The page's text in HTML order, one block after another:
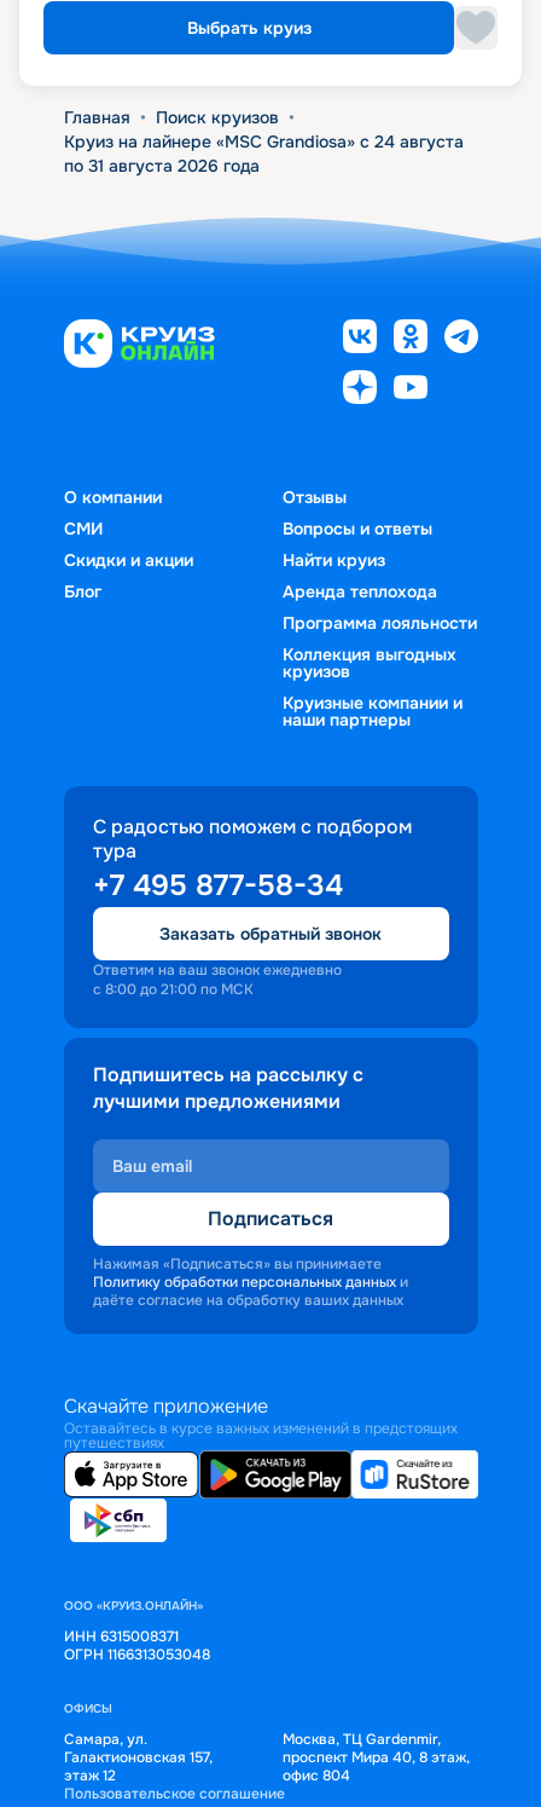
Выбрать круиз
Главная • Поиск круизов •
Круиз на лайнере «MSC Grandiosa» с 24 августа
по 31 августа 2026 года
О компании
СМИ
Скидки и акции
Блог
Отзывы
Вопросы и ответы
Найти круиз
Аренда теплохода
Программа лояльности
Коллекция выгодных
круизов
Круизные компании и
наши партнеры
С радостью поможем с подбором
тура
+7 495 877-58-34
Заказать обратный звонок
Ответим на ваш звонок ежедневно
с 8:00 до 21:00 по МСК
Подпишитесь на рассылку с
лучшими предложениями
Подписаться
Нажимая «Подписаться» вы принимаете
Политику обработки персональных данных и
даёте согласие на обработку ваших данных
Скачайте приложение
Оставайтесь в курсе важных изменений в предстоящих
путешествиях
ООО «КРУИЗ.ОНЛАЙН»
ИНН 6315008371
ОГРН 1166313053048
ОФИСЫ
Самара, ул.
Галактионовская 157,
этаж 12
Москва, ТЦ Gardenmir,
проспект Мира 40, 8 этаж,
офис 804
Пользовательское соглашение